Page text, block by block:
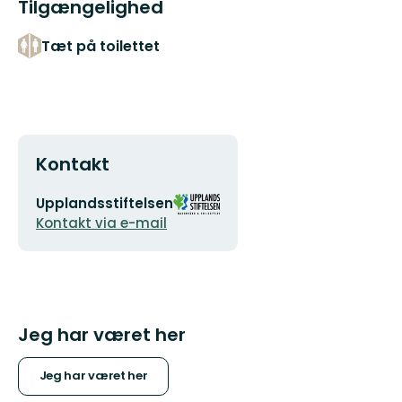
Tilgængelighed
Tæt på toilettet
Kontakt
E-
mailadresse
Upplandsstiftelsen
Kontakt via e-mail
Organisationens
logotype
Jeg har været her
Jeg har været her